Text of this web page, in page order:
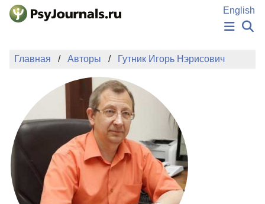
Перейти к основному содержанию
English
НОВОСТИ
АВТОРЫ
ПОДАТЬ РУКОПИСЬ
БАЗА ЗНАНИЙ
КЛЮЧЕВЫЕ СЛОВА
Регистрация
Главная Авторы Гутник Игорь Нэрисович